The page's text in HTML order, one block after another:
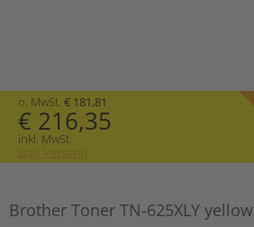
o. MwSt. € 181,81
€ 216,35
inkl. MwSt.
zzgl. Versand
Brother Toner TN-625XLY yellow